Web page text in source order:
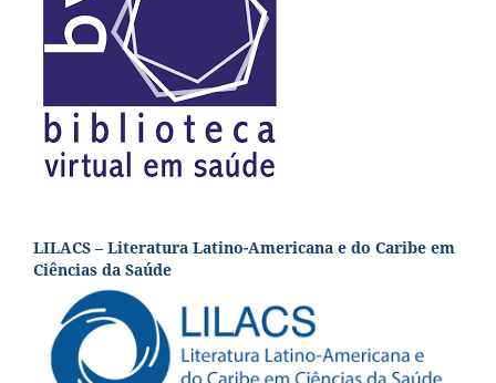
LILACS – Literatura Latino-Americana e do Caribe em
Ciências da Saúde